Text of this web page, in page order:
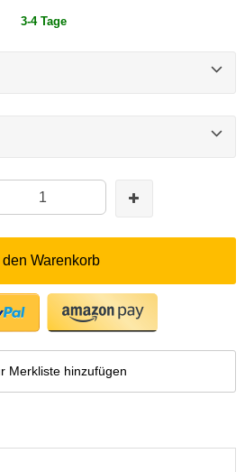
3-4 Tage
den Warenkorb
Merkliste hinzufügen